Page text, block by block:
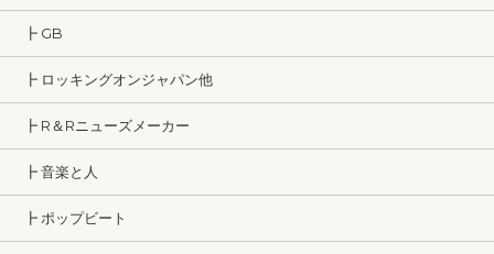
┣ GB
┣ ロッキングオンジャパン他
┣ R＆Rニューズメーカー
┣ 音楽と人
┣ ポップビート